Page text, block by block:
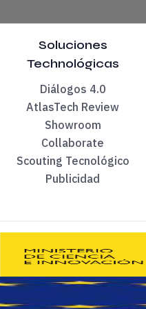
y capacidades.
de metodología.
stakeholders internos.
¿Cuando dejas de dar
es que todo
Soluciones
Technológicas
Diálogos 4.0
AtlasTech Review
Showroom
Collaborate
Scouting Tecnológico
Publicidad